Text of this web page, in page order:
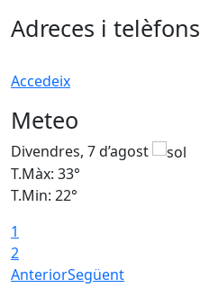
Adreces i telèfons
Accedeix
Meteo
Divendres, 7 d’agost
T.Màx: 33°
T.Min: 22°
1
2
AnteriorSegüent